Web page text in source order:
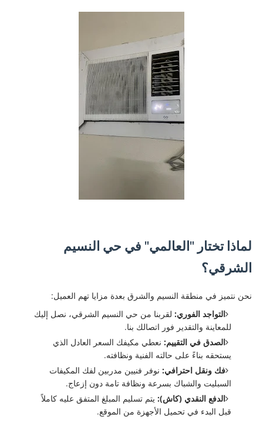
لماذا تختار "العالمي" في حي النسيم
الشرقي؟
​نحن نتميز في منطقة النسيم والشرق بعدة مزايا تهم العميل:
التواجد الفوري:لقربنا من حي النسيم الشرقي، نصل إليك
للمعاينة والتقدير فور اتصالك بنا.
الصدق في التقييم:نعطي مكيفك السعر العادل الذي
يستحقه بناءً على حالته الفنية ونظافته.
فك ونقل احترافي:نوفر فنيين مدربين لفك المكيفات
السبليت والشباك بسرعة ونظافة تامة دون إزعاج.
الدفع النقدي (كاش):يتم تسليم المبلغ المتفق عليه كاملاً
قبل البدء في تحميل الأجهزة من الموقع.